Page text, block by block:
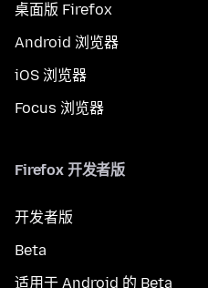
桌面版 Firefox
Android 浏览器
iOS 浏览器
Focus 浏览器
Firefox 开发者版
开发者版
Beta
适用于 Android 的 Beta